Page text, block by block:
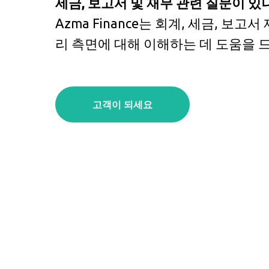
Azma Finance는 회계, 세금, 보고서
리 측면에 대해 이해하는 데 도움을
고객이 되세요